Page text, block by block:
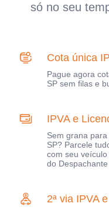
só no seu
Cota única
Pague agora
SP sem filas e
IPVA e
Sem grana
SP? Parcele
com seu
do Despachante
2ª via IPVA